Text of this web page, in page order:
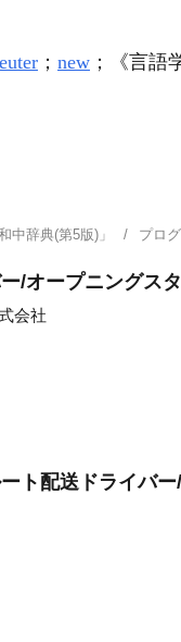
； new ； 《言語
中辞典(第5版)」 プロ
/オープニングス
会社
ト配送ドライバー